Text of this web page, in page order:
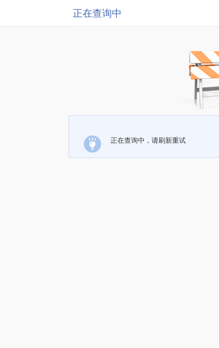
正在查询中
正在查询中，请刷新重试